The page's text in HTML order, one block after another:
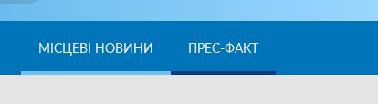
МІСЦЕВІ НОВИНИ ПРЕС-ФАКТ